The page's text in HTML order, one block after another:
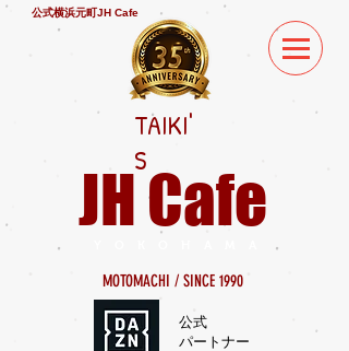
公式横浜元町JH Cafe
TAIKI'
S
JH Cafe
MOTOMACHI / SINCE 1990
公式
​パートナー